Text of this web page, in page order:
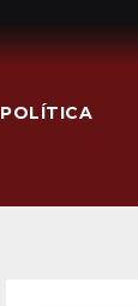
POLÍTICA